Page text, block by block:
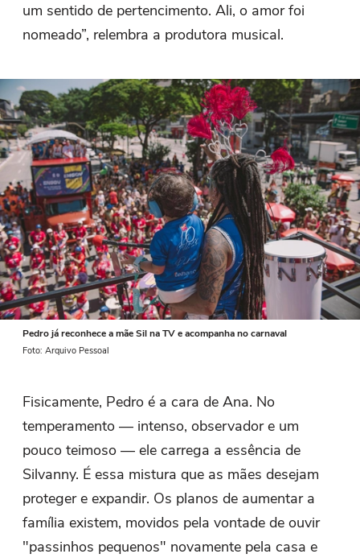
um sentido de pertencimento. Ali, o amor foi
nomeado”, relembra a produtora musical.
Pedro já reconhece a mãe Sil na TV e acompanha no carnaval
Foto: Arquivo Pessoal
Fisicamente, Pedro é a cara de Ana. No
temperamento — intenso, observador e um
pouco teimoso — ele carrega a essência de
Silvanny. É essa mistura que as mães desejam
proteger e expandir. Os planos de aumentar a
família existem, movidos pela vontade de ouvir
"passinhos pequenos" novamente pela casa e